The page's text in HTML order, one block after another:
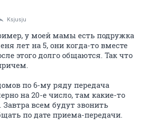
Ksjusju
у моей мамы есть подружка
лет на 5, они когда-то вместе
этого долго общаются. Так что
по 6-му ряду передача
на 20-е число, там какие-то
всем будут звонить
по дате приема-передачи.